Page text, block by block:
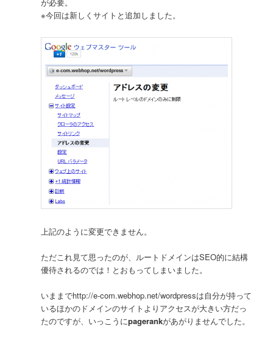
※今回は新しくサイトと追加しました。
上記のように変更できません。
ただこれ見て思ったのが、ルートドメインはSEO的に結構
優待されるのでは！とおもってしまいました。
いままでhttp://e-com.webhop.net/wordpressは自分が持って
いるほかのドメインのサイトよりアクセスが大きい方だっ
たのですが、いっこうにpagerankがあがりませんでした。